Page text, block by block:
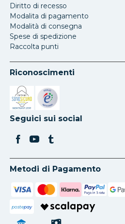
Diritto di recesso
Modalita di pagamento
Modalità di consegna
Spese di spedizione
Raccolta punti
Riconoscimenti
Si apre in una nuova scheda
Si apre in una nuova scheda
Seguici sui social
Metodi di Pagamento
postepay